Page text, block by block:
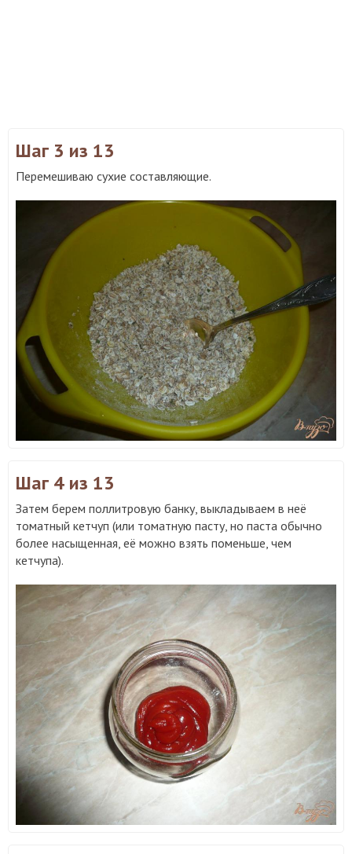
Шаг 3 из 13
Перемешиваю сухие составляющие.
Шаг 4 из 13
Затем берем поллитровую банку, выкладываем в неё
томатный кетчуп (или томатную пасту, но паста обычно
более насыщенная, её можно взять поменьше, чем
кетчупа).